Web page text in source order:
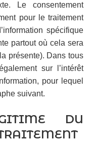
Le consentement
pour le traitement
spécifique
partout où cela sera
présente). Dans tous
sur l’intérêt
pour lequel
suivant.
DU